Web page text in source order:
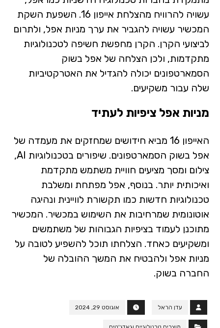
עשויה להרוויח מהצלחת אייפון 16. השפעת השקת
המכשיר עשויה להגביר את ערך מניות אפל, ולתרום
לביצועי הקרן. הקרן מחפשת חשיפה לטכנולוגיות
מתקדמות, ולכן הצלחה של אפל בשוק
הסמארטפונים יכולה להגדיל את האטרקטיביות
שלה עבור משקיעים.
מניות אפל ציפיות לעתיד
האייפון 16 מביא חידושים שמחזקים את מעמדה של
אפל בשוק הסמארטפונים. שיפורים בטכנולוגיות AI,
צילום ומסך מציעים חוויית משתמש מתקדמת
ואיכותית יותר. בנוסף, אפל מפתחת ומשלבת
טכנולוגיות חדשות כמו תקשורת לוויינית ונהיגה
אוטונומית שמרחיבות את השימוש במכשיר. המכשיר
מתוכנן לעמוד בציפיות הגבוהות של משתמשים
ומשקיעים כאחד. הצלחתו תוכל להשפיע לטובה על
מניות אפל ולהבטיח את המשך ההובלה של
החברה בשוק.
עדן הראל אוגוסט 29, 2024